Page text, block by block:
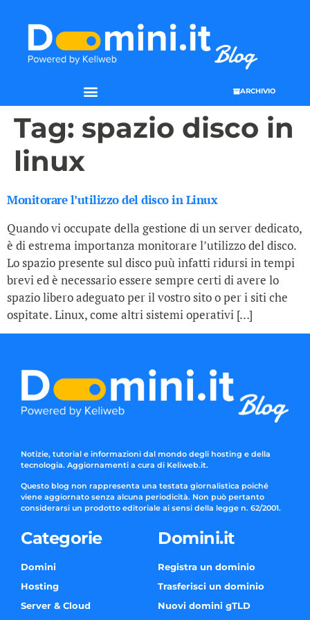
ARCHIVIO
Tag: spazio disco in
linux
Monitorare l’utilizzo del disco in Linux
Quando vi occupate della gestione di un server dedicato,
è di estrema importanza monitorare l’utilizzo del disco.
Lo spazio presente sul disco puù infatti ridursi in tempi
brevi ed è necessario essere sempre certi di avere lo
spazio libero adeguato per il vostro sito o per i siti che
ospitate. Linux, come altri sistemi operativi […]
Notizie, tutorial e informazioni dal mondo degli hosting e della
tecnologia. Aggiornamenti a cura di Keliweb.it.
Questo blog non rappresenta una testata giornalistica poiché
viene aggiornato senza alcuna periodicità. Non può pertanto
considerarsi un prodotto editoriale ai sensi della legge n. 62/2001.
Categorie
Domini
Hosting
Server & Cloud
Domini.it
Registra un dominio
Trasferisci un dominio
Nuovi domini gTLD